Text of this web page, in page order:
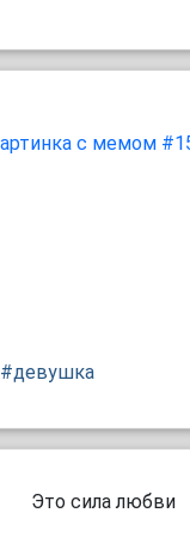
#девушка
Это сила любви